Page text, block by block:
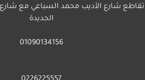
تقاطع شارع الأديب محمد السباعي مع
الجديدة
01090134156